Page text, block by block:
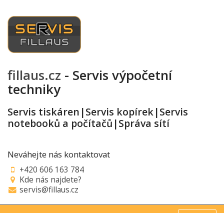
fillaus.cz - Servis výpočetní
techniky
Servis tiskáren|Servis kopírek|Servis
notebooků a počítačů|Správa sítí
Neváhejte nás kontaktovat
+420 606 163 784
Kde nás najdete?
servis@fillaus.cz